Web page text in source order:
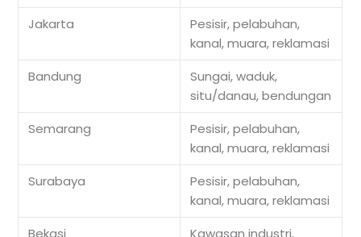
Jakarta
Pesisir, pelabuhan,
kanal, muara, reklamasi
Bandung
Sungai, waduk,
situ/danau, bendungan
Semarang
Pesisir, pelabuhan,
kanal, muara, reklamasi
Surabaya
Pesisir, pelabuhan,
kanal, muara, reklamasi
Bekasi
Kawasan industri,